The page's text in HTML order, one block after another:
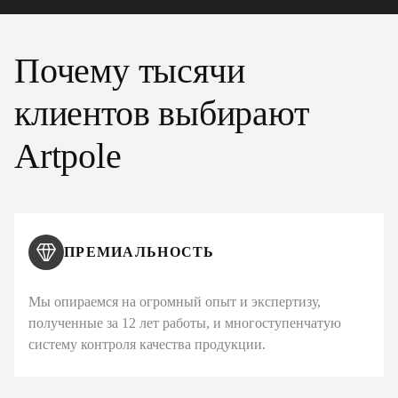
Почему тысячи
клиентов выбирают
Artpole
ПРЕМИАЛЬНОСТЬ
Мы опираемся на огромный опыт и экспертизу,
полученные за 12 лет работы, и многоступенчатую
систему контроля качества продукции.